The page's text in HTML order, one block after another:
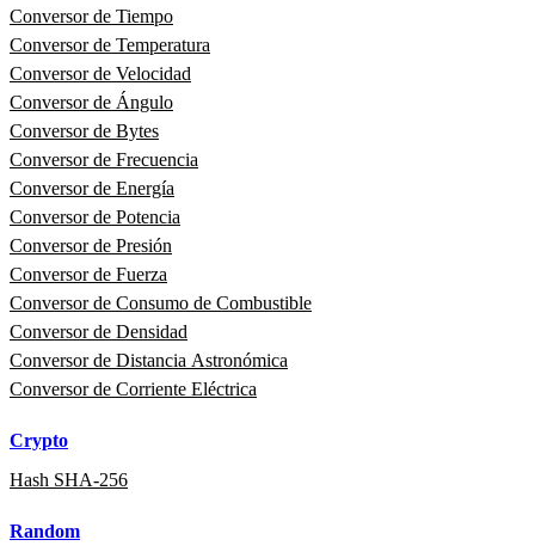
Conversor de Tiempo
Conversor de Temperatura
Conversor de Velocidad
Conversor de Ángulo
Conversor de Bytes
Conversor de Frecuencia
Conversor de Energía
Conversor de Potencia
Conversor de Presión
Conversor de Fuerza
Conversor de Consumo de Combustible
Conversor de Densidad
Conversor de Distancia Astronómica
Conversor de Corriente Eléctrica
Crypto
Hash SHA-256
Random